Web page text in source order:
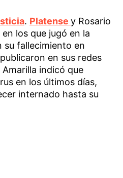
. Platense y Rosario
los que jugó en la
su fallecimiento en
en sus redes
indicó que
en los últimos días,
internado hasta su